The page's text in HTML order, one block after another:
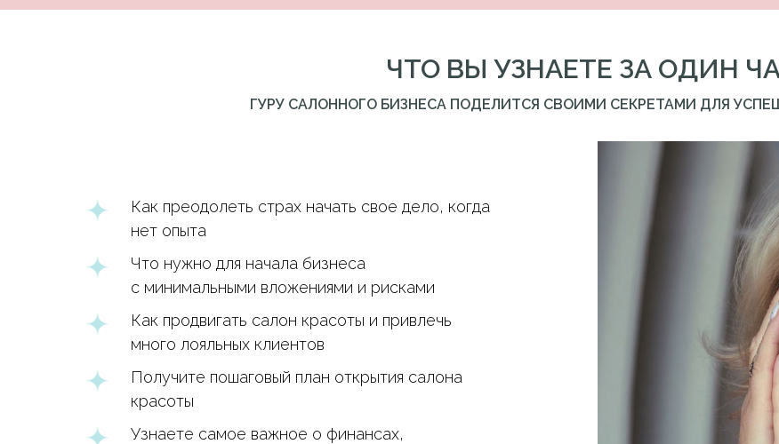
ЧТО ВЫ УЗНАЕТЕ ЗА ОДИН
ГУРУ САЛОННОГО БИЗНЕСА ПОДЕЛИТСЯ СВОИМИ СЕКРЕТАМИ ДЛЯ
Как преодолеть страх начать свое дело, когда
нет опыта
Что нужно для начала бизнеса
с минимальными вложениями и рисками
Как продвигать салон красоты и привлечь
много лояльных клиентов
Получите пошаговый план открытия салона
красоты
Узнаете самое важное о финансах,